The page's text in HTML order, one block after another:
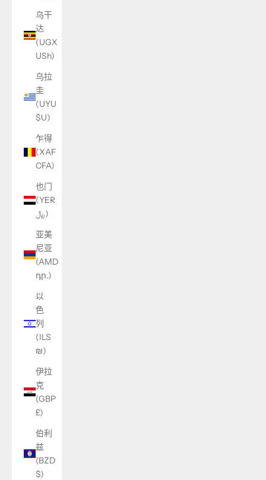
乌干
达
(UGX
USh)
乌拉
圭
(UYU
$U)
乍得
(XAF
CFA)
也门
(YER
﷼)
亚美
尼亚
(AMD
դր.)
以
色
列
(ILS
₪)
伊拉
克
(GBP
£)
伯利
兹
(BZD
$)